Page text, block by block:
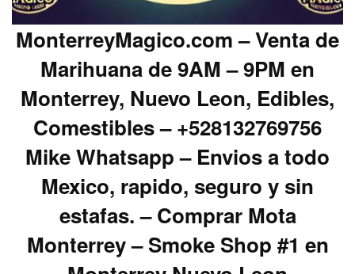
MonterreyMagico.com – Venta de
Marihuana de 9AM – 9PM en
Monterrey, Nuevo Leon, Edibles,
Comestibles – +528132769756
Mike Whatsapp – Envios a todo
Mexico, rapido, seguro y sin
estafas. – Comprar Mota
Monterrey – Smoke Shop #1 en